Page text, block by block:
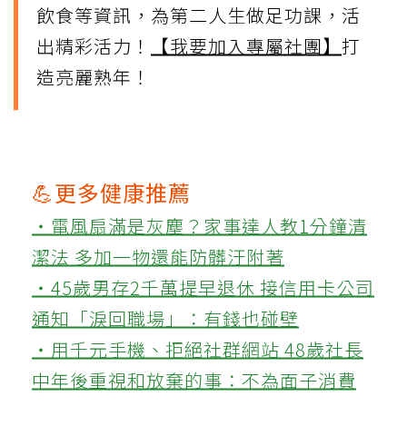
飲食等資訊，為第二人生做足功課，活
出精彩活力！
【我要加入專屬社團】 打
造亮麗熟年！
💪更多健康推薦
‧電風扇滿是灰塵？家事達人教1分鐘清
潔法 多加一物還能防髒汙附著
‧45歲男存2千萬提早退休 接信用卡公司
通知「淚回職場」：有錢也碰壁
‧用千元手機、拒絕社群網站 48歲社長
中年後重視和放棄的事：不為面子消費